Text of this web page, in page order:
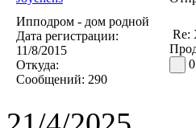
Ипподром - дом родной
Дата регистрации:
11/8/2015
Откуда:
Сообщений: 290
Re:
0